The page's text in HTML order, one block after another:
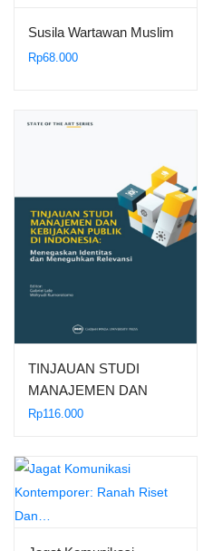
Susila Wartawan Muslim
Rp68.000
TINJAUAN STUDI
MANAJEMEN DAN
KEBIJAKAN PUBLIK…
Rp116.000